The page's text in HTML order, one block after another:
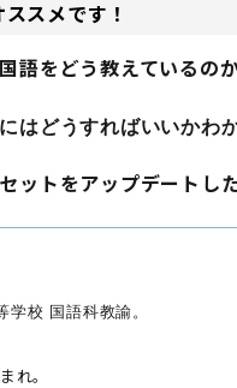
スメです！
語をどう教えているの
はどうすればいいかわ
ットをアップデートし
学校 国語科教諭。
れ。